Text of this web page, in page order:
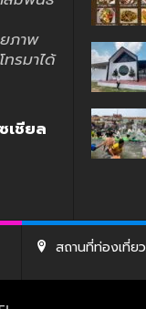
ภาพ
รมาได้
เชียล
สถานที่ท่องเที่ยว